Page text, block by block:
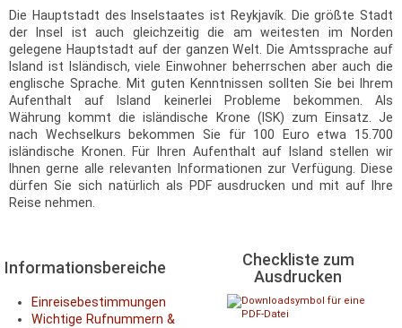
Die Hauptstadt des Inselstaates ist Reykjavík. Die größte Stadt
der Insel ist auch gleichzeitig die am weitesten im Norden
gelegene Hauptstadt auf der ganzen Welt. Die Amtssprache auf
Island ist Isländisch, viele Einwohner beherrschen aber auch die
englische Sprache. Mit guten Kenntnissen sollten Sie bei Ihrem
Aufenthalt auf Island keinerlei Probleme bekommen. Als
Währung kommt die isländische Krone (ISK) zum Einsatz. Je
nach Wechselkurs bekommen Sie für 100 Euro etwa 15.700
isländische Kronen. Für Ihren Aufenthalt auf Island stellen wir
Ihnen gerne alle relevanten Informationen zur Verfügung. Diese
dürfen Sie sich natürlich als PDF ausdrucken und mit auf Ihre
Reise nehmen.
Informationsbereiche
Checkliste zum
Ausdrucken
Einreisebestimmungen
Wichtige Rufnummern &